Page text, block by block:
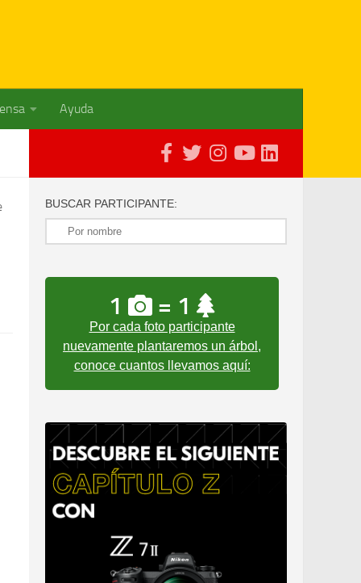
Ayuda
BUSCAR PARTICIPANTE:
1 = 1
Por cada foto participante
nuevamente plantaremos un árbol,
conoce cuantos llevamos aquí: